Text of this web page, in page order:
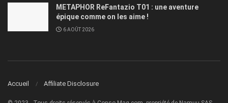
METAPHOR ReFantazio T01 : une aventure
épique comme on les aime !
6 AOÛT 2026
Accueil Affiliate Disclosure